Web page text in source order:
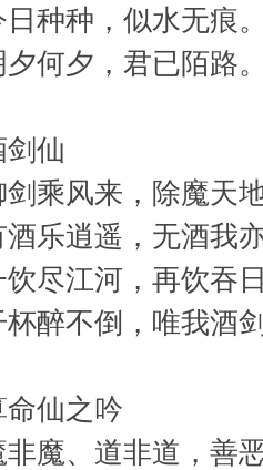
日种种，似水无痕
夕何夕，君已陌路
剑仙
剑乘风来，除魔天
酒乐逍遥，无酒我
饮尽江河，再饮吞
杯醉不倒，唯我酒
命仙之吟
非魔、道非道，善